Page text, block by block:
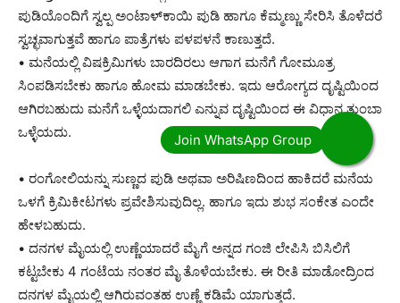
ಪುಡಿಯೊಂದಿಗೆ ಸ್ವಲ್ಪ ಅಂಟಾಳ್‌ಕಾಯಿ ಪುಡಿ ಹಾಗೂ ಕೆಮ್ಮಣ್ಣು ಸೇರಿಸಿ ತೊಳೆದರೆ
ಸ್ವಚ್ಛವಾಗುತ್ತವೆ ಹಾಗೂ ಪಾತ್ರೆಗಳು ಪಳಪಳನೆ ಕಾಣುತ್ತದೆ.
• ಮನೆಯಲ್ಲಿ ವಿಷಕ್ರಿಮಿಗಳು ಬಾರದಿರಲು ಆಗಾಗ ಮನೆಗೆ ಗೋಮೂತ್ರ
ಸಿಂಪಡಿಸಬೇಕು ಹಾಗೂ ಹೋಮ ಮಾಡಬೇಕು. ಇದು ಆರೋಗ್ಯದ ದೃಷ್ಟಿಯಿಂದ
ಆಗಿರಬಹುದು ಮನೆಗೆ ಒಳ್ಳೆಯದಾಗಲಿ ಎನ್ನುವ ದೃಷ್ಟಿಯಿಂದ ಈ ವಿಧಾನ ತುಂಬಾ
ಒಳ್ಳೆಯದು.
• ರಂಗೋಲಿಯನ್ನು ಸುಣ್ಣದ ಪುಡಿ ಅಥವಾ ಅರಿಷಿಣದಿಂದ ಹಾಕಿದರೆ ಮನೆಯ
ಒಳಗೆ ಕ್ರಿಮಿಕೀಟಗಳು ಪ್ರವೇಶಿಸುವುದಿಲ್ಲ. ಹಾಗೂ ಇದು ಶುಭ ಸಂಕೇತ ಎಂದೇ
ಹೇಳಬಹುದು.
• ದನಗಳ ಮೈಯಲ್ಲಿ ಉಣ್ಣೆಯಾದರೆ ಮೈಗೆ ಅನ್ನದ ಗಂಜಿ ಲೇಪಿಸಿ ಬಿಸಿಲಿಗೆ
ಕಟ್ಟಬೇಕು 4 ಗಂಟೆಯ ನಂತರ ಮೈ ತೊಳೆಯಬೇಕು. ಈ ರೀತಿ ಮಾಡೋದ್ರಿಂದ
ದನಗಳ ಮೈಯಲ್ಲಿ ಆಗಿರುವಂತಹ ಉಣ್ಣೆ ಕಡಿಮೆ ಯಾಗುತ್ತದೆ.